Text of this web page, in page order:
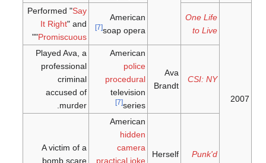
One Life
to Live
American
soap opera
Performed "
It Right" and
"Promiscuous
"
CSI: NY
Brandt
American
police
procedural
television
series
Played Ava, a
professional
criminal
accused of
murder.
Punk'd
Herself
American
hidden
camera
practical joke
A victim of a
bomb scare